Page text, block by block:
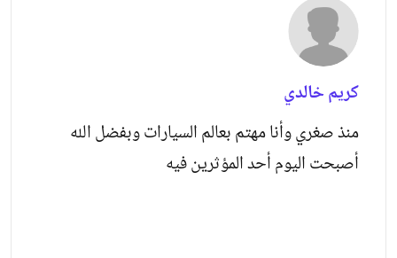
كريم خالدي
منذ صغري وأنا مهتم بعالم السيارات وبفضل الله
أصبحت اليوم أحد المؤثرين فيه